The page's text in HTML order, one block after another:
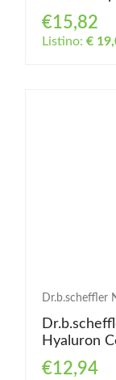
€15,82
Listino: €
Dr.b.scheffler
Hyaluron
€12,94